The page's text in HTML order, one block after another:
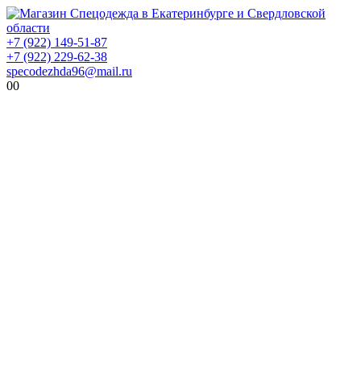
+7 (922) 149-51-87
+7 (922) 229-62-38
specodezhda96@mail.ru
00